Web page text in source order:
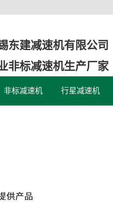
东建减速机有限公司
非标减速机生产厂家
非标减速机 行星减速机